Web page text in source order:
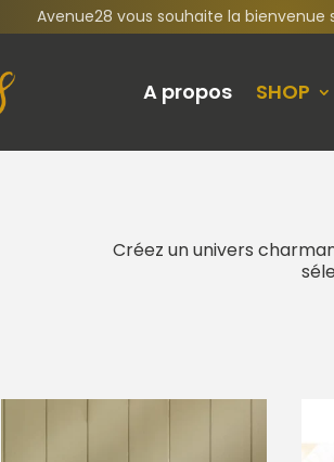
Avenue28 vous souhaite la bienvenue
A propos SHOP
Créez un univers